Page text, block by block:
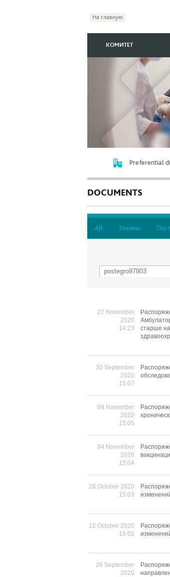
На главную
КОМИТЕТ
Preferential
DOCUMENTS
All Законы
27 November
2020
14:23
старше
30 September
2020
15:07
09 November
2020
15:05
04 November
2020
15:04
28 October 2020
15:03
12 October 2020
15:02
26 September
2020